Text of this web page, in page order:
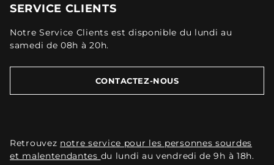
SERVICE CLIENTS
Notre Service Clients est disponible du lundi au
samedi de 08h à 20h.
CONTACTEZ-NOUS
Retrouvez notre service pour les personnes sourdes
et malentendantes du lundi au vendredi de 9h à 18h.